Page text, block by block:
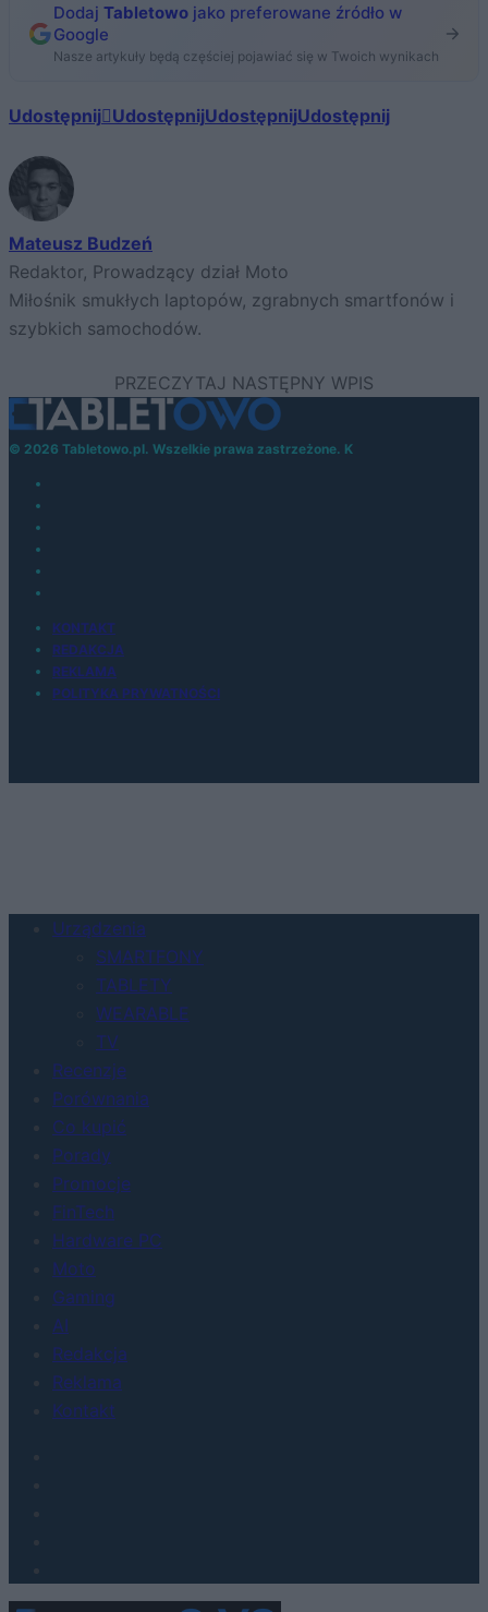
Dodaj Tabletowo jako preferowane źródło w
Google
Nasze artykuły będą częściej pojawiać się w Twoich wynikach
Udostępnij UdostępnijUdostępnijUdostępnij
Mateusz Budzeń
Redaktor, Prowadzący dział Moto
Miłośnik smukłych laptopów, zgrabnych smartfonów i
szybkich samochodów.
© 2026 Tabletowo.pl. Wszelkie prawa zastrzeżone. K
KONTAKT
REDAKCJA
REKLAMA
POLITYKA PRYWATNOŚCI
Urządzenia
SMARTFONY
TABLETY
WEARABLE
TV
Recenzje
Porównania
Co kupić
Porady
Promocje
FinTech
Hardware PC
Moto
Gaming
AI
Redakcja
Reklama
Kontakt